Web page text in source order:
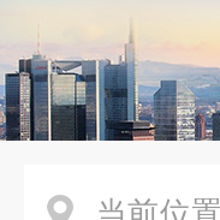
当前位置